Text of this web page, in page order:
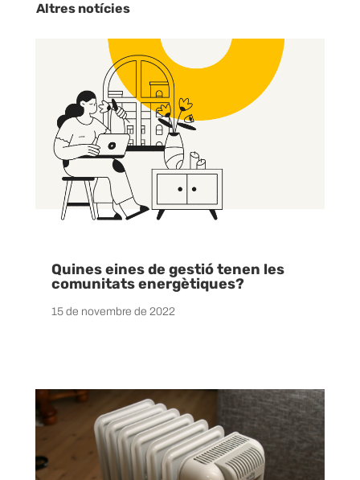
Altres notícies
Quines eines de gestió tenen les
comunitats energètiques?
15 de novembre de 2022